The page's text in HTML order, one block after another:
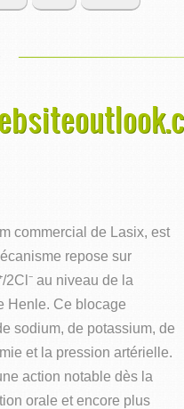
commercial de Lasix, est
repose sur
2Cl⁻ au niveau de la
Henle. Ce blocage
sodium, de potassium, de
et la pression artérielle.
action notable dès la
orale et encore plus